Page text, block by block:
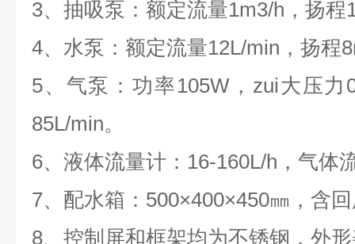
3、抽吸泵：额定流量1m3/h，扬程
4、水泵：额定流量12L/min，扬程
5、气泵：功率105W，zui大压力
85L/min。
6、液体流量计：16-160L/h，气体
7、配水箱：500×400×450㎜，含
8、控制屏和框架均为不锈钢，外